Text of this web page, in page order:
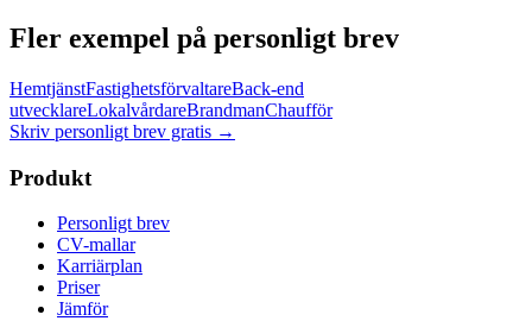
Fler exempel på personligt brev
HemtjänstFastighetsförvaltareBack-end
utvecklareLokalvårdareBrandmanChaufför
Skriv personligt brev gratis →
Produkt
Personligt brev
CV-mallar
Karriärplan
Priser
Jämför